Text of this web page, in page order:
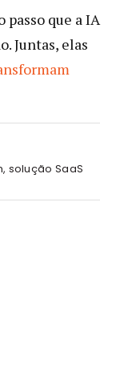
passo que a IA
Juntas, elas
solução SaaS